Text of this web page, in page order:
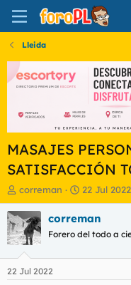
Lleida
MASAJES
SATISFACCIÓN
I
n
i
c
i
a
d
o
correman
F
e
c
a
i
22 Jul 2022
correman
Forero del todo a
22 Jul 2022